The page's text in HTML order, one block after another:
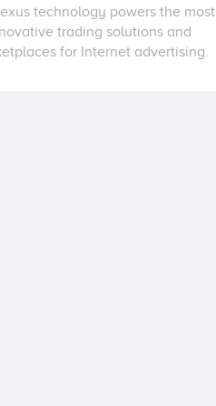
technology powers the most
trading solutions and
for Internet advertising.